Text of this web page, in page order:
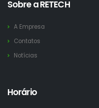
Sobre a RETECH
A Empresa
Contatos
Notícias
Horário